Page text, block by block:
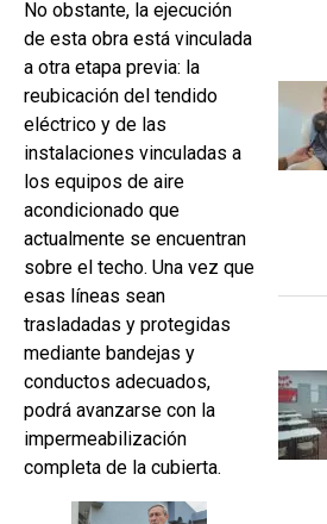
No obstante, la ejecución
de esta obra está vinculada
a otra etapa previa: la
reubicación del tendido
eléctrico y de las
instalaciones vinculadas a
los equipos de aire
acondicionado que
actualmente se encuentran
sobre el techo. Una vez que
esas líneas sean
trasladadas y protegidas
mediante bandejas y
conductos adecuados,
podrá avanzarse con la
impermeabilización
completa de la cubierta.